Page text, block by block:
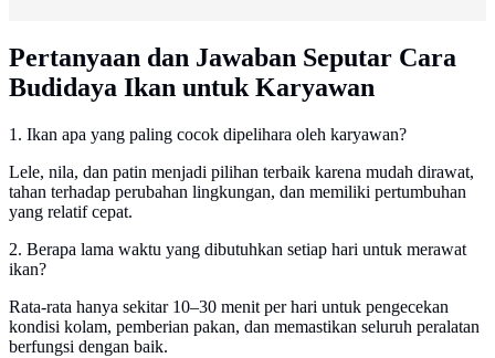
Pertanyaan dan Jawaban Seputar Cara
Budidaya Ikan untuk Karyawan
1. Ikan apa yang paling cocok dipelihara oleh karyawan?
Lele, nila, dan patin menjadi pilihan terbaik karena mudah dirawat,
tahan terhadap perubahan lingkungan, dan memiliki pertumbuhan
yang relatif cepat.
2. Berapa lama waktu yang dibutuhkan setiap hari untuk merawat
ikan?
Rata-rata hanya sekitar 10–30 menit per hari untuk pengecekan
kondisi kolam, pemberian pakan, dan memastikan seluruh peralatan
berfungsi dengan baik.